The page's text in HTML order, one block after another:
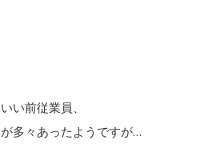
い前従業員、
多々あったようですが…